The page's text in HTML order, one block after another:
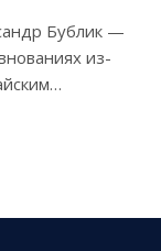
Бублик —
из-